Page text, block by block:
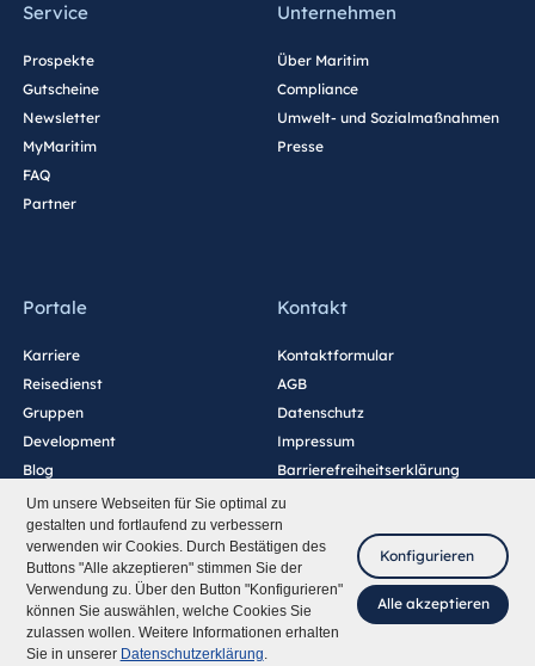
Um unsere Webseiten für Sie optimal zu
gestalten und fortlaufend zu verbessern
verwenden wir Cookies. Durch Bestätigen des
Buttons "Alle akzeptieren" stimmen Sie der
Verwendung zu. Über den Button "Konfigurieren"
können Sie auswählen, welche Cookies Sie
zulassen wollen. Weitere Informationen erhalten
Sie in unserer Datenschutzerklärung.
Konfigurieren
Alle akzeptieren
Service
Prospekte
Gutscheine
Newsletter
MyMaritim
FAQ
Partner
Unternehmen
Über Maritim
Compliance
Umwelt- und Sozialmaßnahmen
Presse
Portale
Karriere
Reisedienst
Gruppen
Development
Blog
Kontakt
Kontaktformular
AGB
Datenschutz
Impressum
Barrierefreiheitserklärung
Cookie-Einstellungen
Fragen Sie mich